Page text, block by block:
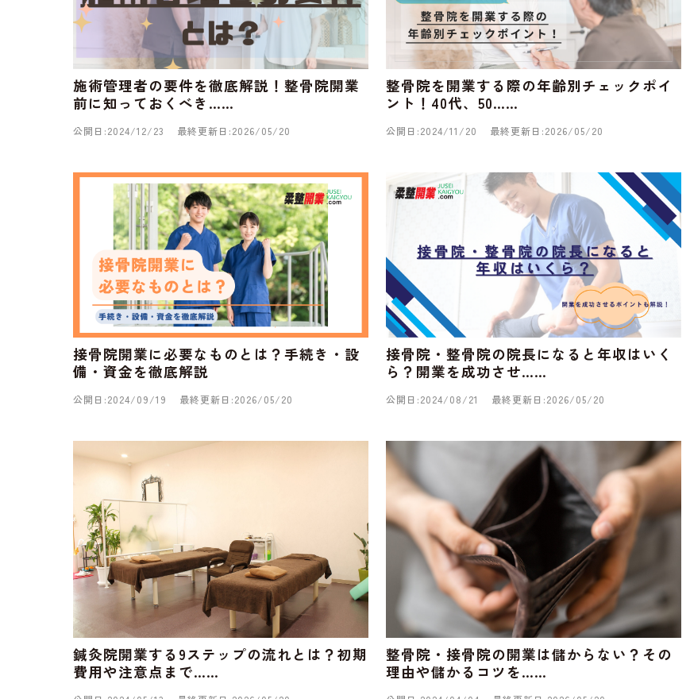
施術管理者の要件を徹底解説！整骨院開業
前に知っておくべき……
公開日:2024/12/23 最終更新日:2026/05/20
整骨院を開業する際の年齢別チェックポイ
ント！40代、50……
公開日:2024/11/20 最終更新日:2026/05/20
接骨院開業に必要なものとは？手続き・設
備・資金を徹底解説
公開日:2024/09/19 最終更新日:2026/05/20
接骨院・整骨院の院長になると年収はいく
ら？開業を成功させ……
公開日:2024/08/21 最終更新日:2026/05/20
鍼灸院開業する9ステップの流れとは？初期
費用や注意点まで……
整骨院・接骨院の開業は儲からない？その
理由や儲かるコツを……